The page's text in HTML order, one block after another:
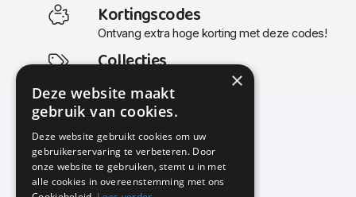
Kortingscodes
Ontvang extra hoge korting met deze codes!
Collecties
Actuele en populaire collecties
KMP Kantoormeubilair
Airport Business Park
Frankfurtstraat 29-31
×
Deze website maakt
gebruik van cookies.
Deze website gebruikt cookies om uw
gebruikerservaring te verbeteren. Door
onze website te gebruiken, stemt u in met
alle cookies in overeenstemming met ons